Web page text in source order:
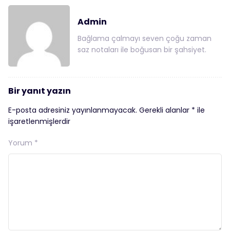
Admin
Bağlama çalmayı seven çoğu zaman
saz notaları ile boğusan bir şahsiyet.
Bir yanıt yazın
E-posta adresiniz yayınlanmayacak. Gerekli alanlar * ile
işaretlenmişlerdir
Yorum *